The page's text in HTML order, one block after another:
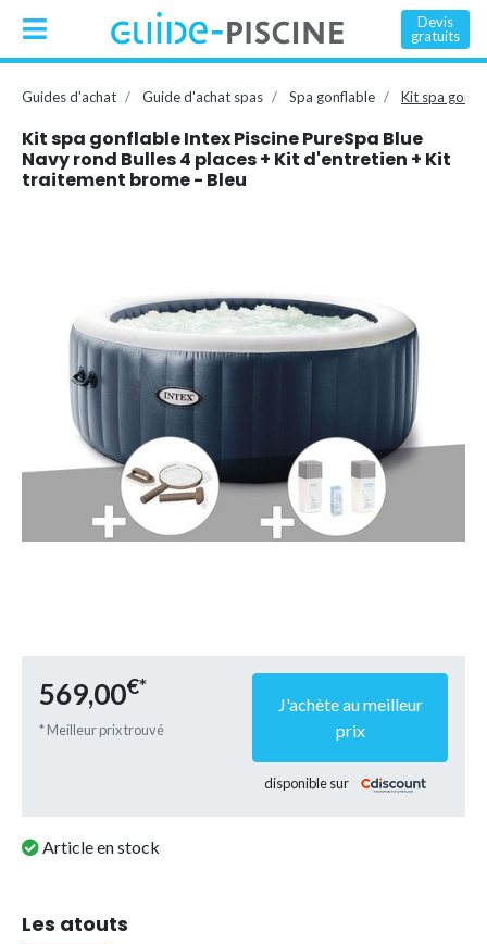
Devis
gratuits
Guides d'achat Guide d'achat spas Spa gonflable Kit spa
Kit spa gonflable Intex Piscine PureSpa Blue
Navy rond Bulles 4 places + Kit d'entretien + Kit
traitement brome - Bleu
569,00€*
* Meilleur prix trouvé
J'achète au meilleur
prix
disponible sur
Article en stock
Les atouts